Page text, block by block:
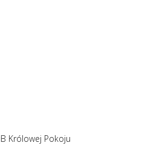
Królowej Pokoju